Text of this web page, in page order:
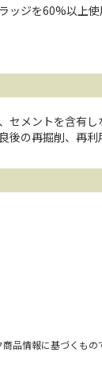
ジを60%以上使
メントを含有
の再掘削、再利
品情報に基づくもの